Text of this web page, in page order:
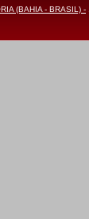
(BAHIA - BRASIL) -